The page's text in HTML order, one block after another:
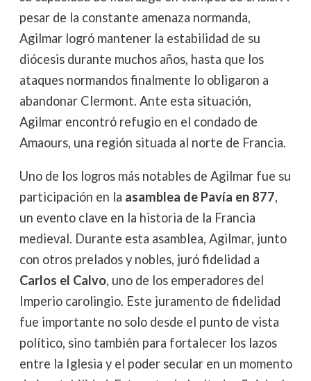
pesar de la constante amenaza normanda,
Agilmar logró mantener la estabilidad de su
diócesis durante muchos años, hasta que los
ataques normandos finalmente lo obligaron a
abandonar Clermont. Ante esta situación,
Agilmar encontró refugio en el condado de
Amaours, una región situada al norte de Francia.
Uno de los logros más notables de Agilmar fue su
participación en la asamblea de Pavía en 877,
un evento clave en la historia de la Francia
medieval. Durante esta asamblea, Agilmar, junto
con otros prelados y nobles, juró fidelidad a
Carlos el Calvo, uno de los emperadores del
Imperio carolingio. Este juramento de fidelidad
fue importante no solo desde el punto de vista
político, sino también para fortalecer los lazos
entre la Iglesia y el poder secular en un momento